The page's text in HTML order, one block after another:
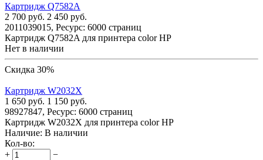
Картридж Q7582A
2 700 руб. 2 450 руб.
2011039015, Ресурс: 6000 страниц
Картридж Q7582A для принтера color HP
Нет в наличии
Скидка 30%
Картридж W2032X
1 650 руб. 1 150 руб.
98927847, Ресурс: 6000 страниц
Картридж W2032X для принтера color HP
Наличие: В наличии
Кол-во:
+
−